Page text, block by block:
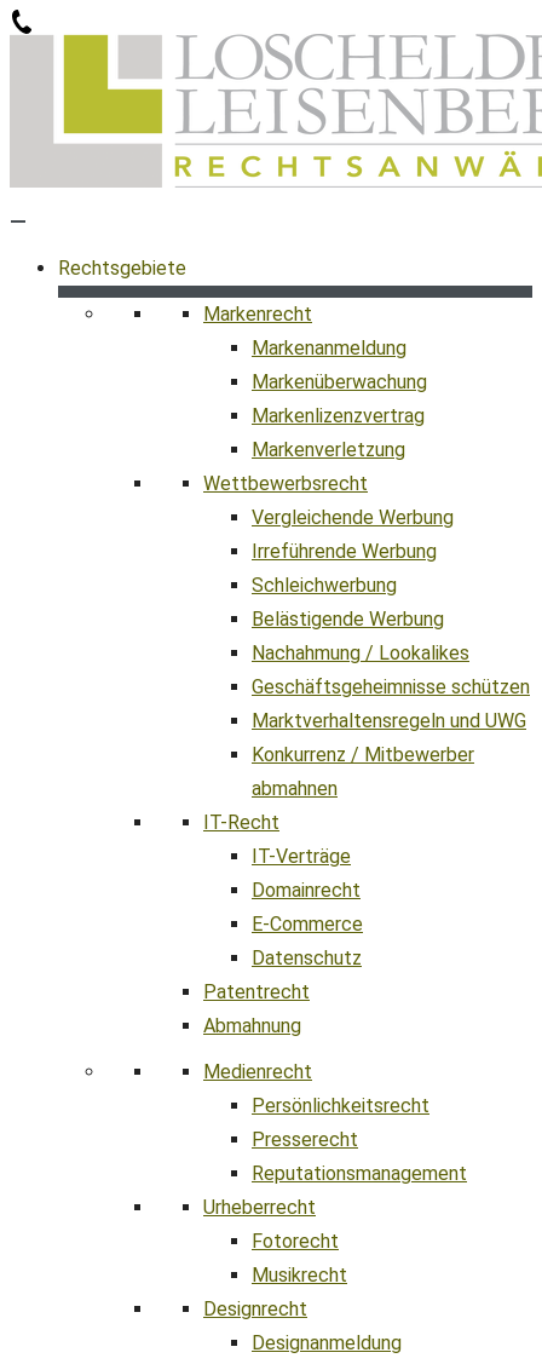
Zum
Rechtsgebiete
Markenrecht
Markenanmeldung
Markenüberwachung
Markenlizenzvertrag
Markenverletzung
Wettbewerbsrecht
Vergleichende Werbung
Irreführende Werbung
Schleichwerbung
Belästigende Werbung
Nachahmung / Lookalikes
Geschäftsgeheimnisse schützen
Marktverhaltensregeln und UWG
Konkurrenz / Mitbewerber
abmahnen
IT-Recht
IT-Verträge
Domainrecht
E-Commerce
Datenschutz
Patentrecht
Abmahnung
Medienrecht
Persönlichkeitsrecht
Presserecht
Reputationsmanagement
Urheberrecht
Fotorecht
Musikrecht
Designrecht
Designanmeldung